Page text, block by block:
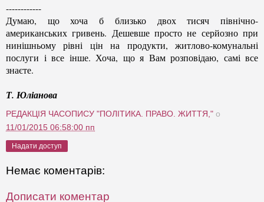
------------
Думаю, що хоча б близько двох тисяч північно-
американських гривень. Дешевше просто не серйозно при
нинішньому рівні цін на продукти, житлово-комунальні
послуги і все інше. Хоча, що я Вам розповідаю, самі все
знаєте.
Т. Юліанова
РЕДАКЦІЯ ЧАСОПИСУ "ПОЛІТИКА. ПРАВО. ЖИТТЯ," о
11/01/2015 06:58:00 пп
Надати доступ
Немає коментарів:
Дописати коментар